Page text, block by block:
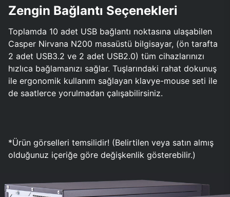
Zengin Bağlantı Seçenekleri
Toplamda 10 adet USB bağlantı noktasına ulaşabilen
Casper Nirvana N200 masaüstü bilgisayar, (ön tarafta
2 adet USB3.2 ve 2 adet USB2.0) tüm cihazlarınızı
hızlıca bağlamanızı sağlar. Tuşlarındaki rahat dokunuş
ile ergonomik kullanım sağlayan klavye-mouse seti ile
de saatlerce yorulmadan çalışabilirsiniz.
*Ürün görselleri temsilidir! (Belirtilen veya satın almış
olduğunuz içeriğe göre değişkenlik gösterebilir.)